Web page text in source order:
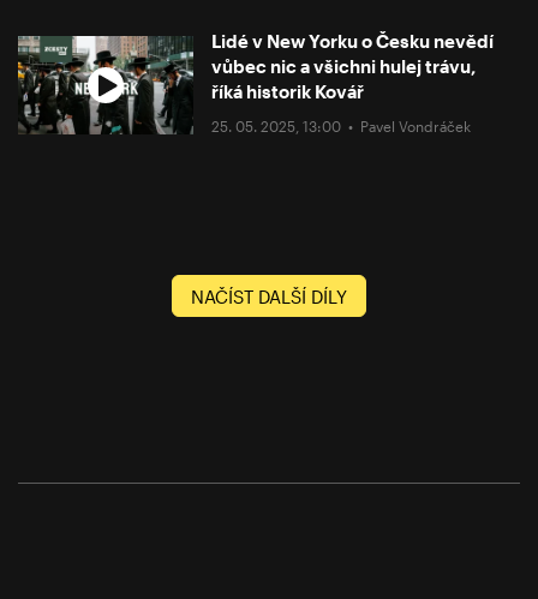
Lidé v New Yorku o Česku nevědí
vůbec nic a všichni hulej trávu,
říká historik Kovář
25. 05. 2025, 13:00 • Pavel Vondráček
NAČÍST DALŠÍ DÍLY